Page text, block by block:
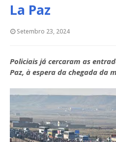
La Paz
Setembro 23, 2024
Policiais já cercaram as
Paz, à espera da chegada da